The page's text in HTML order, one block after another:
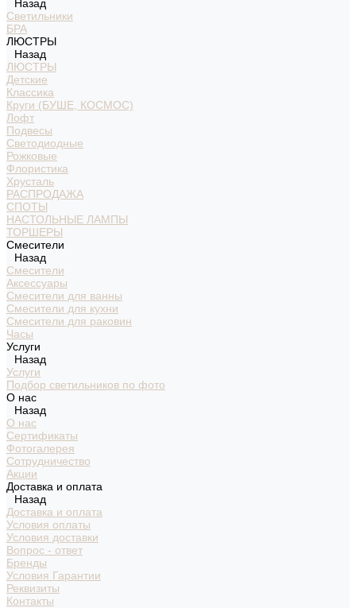
Назад
Светильники
БРА
ЛЮСТРЫ
Назад
ЛЮСТРЫ
Детские
Классика
Круги (БУШЕ, КОСМОС)
Лофт
Подвесы
Светодиодные
Рожковые
Флористика
Хрусталь
РАСПРОДАЖА
СПОТЫ
НАСТОЛЬНЫЕ ЛАМПЫ
ТОРШЕРЫ
Смесители
Назад
Смесители
Аксессуары
Смесители для ванны
Смесители для кухни
Смесители для раковин
Часы
Услуги
Назад
Услуги
Подбор светильников по фото
О нас
Назад
О нас
Сертификаты
Фотогалерея
Сотрудничество
Акции
Доставка и оплата
Назад
Доставка и оплата
Условия оплаты
Условия доставки
Вопрос - ответ
Бренды
Условия Гарантии
Реквизиты
Контакты